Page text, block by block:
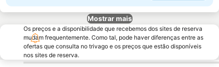
Mostrar mais
Os preços e a disponibilidade que recebemos dos sites de reserva
mudam frequentemente. Como tal, pode haver diferenças entre as
ofertas que consulta no trivago e os preços que estão disponíveis
nos sites de reserva.